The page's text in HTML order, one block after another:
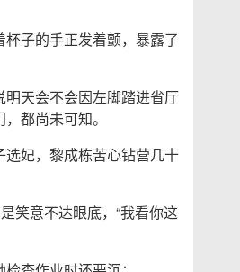
子的手正发着颤，暴露了
天会不会因左脚踏进省厅
都尚未可知。
妃，黎成栋苦心钻营几十
笑意不达眼底，“我看你这